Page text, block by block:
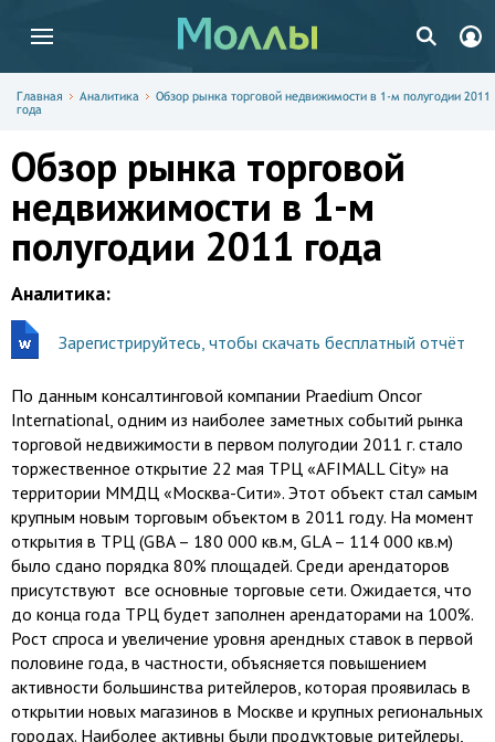
Главная Аналитика
Обзор рынка торговой недвижимости в 1-м полугодии 2011
года
Обзор рынка торговой
недвижимости в 1-м
полугодии 2011 года
Аналитика:
Зарегистрируйтесь, чтобы скачать бесплатный отчёт
По данным консалтинговой компании Praedium Oncor
International, одним из наиболее заметных событий рынка
торговой недвижимости в первом полугодии 2011 г. стало
торжественное открытие 22 мая ТРЦ «AFIMALL City» на
территории ММДЦ «Москва-Сити». Этот объект стал самым
крупным новым торговым объектом в 2011 году. На момент
открытия в ТРЦ (GBA – 180 000 кв.м, GLA – 114 000 кв.м)
было сдано порядка 80% площадей. Среди арендаторов
присутствуют все основные торговые сети. Ожидается, что
до конца года ТРЦ будет заполнен арендаторами на 100%.
Рост спроса и увеличение уровня арендных ставок в первой
половине года, в частности, объясняется повышением
активности большинства ритейлеров, которая проявилась в
открытии новых магазинов в Москве и крупных региональных
городах. Наиболее активны были продуктовые ритейлеры,